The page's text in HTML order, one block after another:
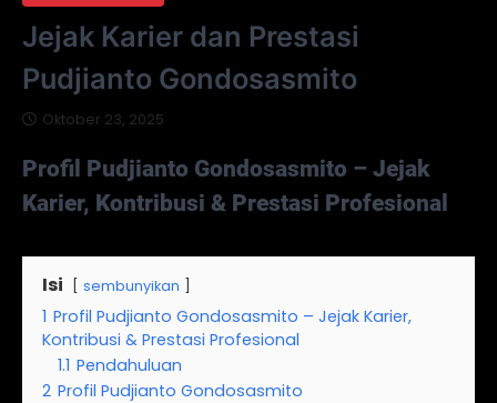
Jejak Karier dan Prestasi
Pudjianto Gondosasmito
Oktober 23, 2025
Profil Pudjianto Gondosasmito – Jejak
Karier, Kontribusi & Prestasi Profesional
Isi sembunyikan
1 Profil Pudjianto Gondosasmito – Jejak Karier,
Kontribusi & Prestasi Profesional
1.1 Pendahuluan
2 Profil Pudjianto Gondosasmito